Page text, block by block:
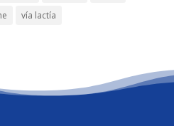
vía lactía